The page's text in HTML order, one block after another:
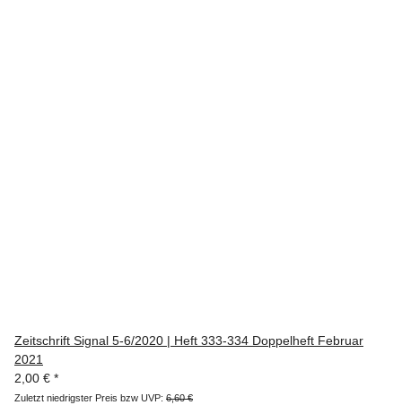
Zeitschrift Signal 5-6/2020 | Heft 333-334 Doppelheft Februar
2021
2,00 € *
Zuletzt niedrigster Preis bzw UVP: 6,60 €